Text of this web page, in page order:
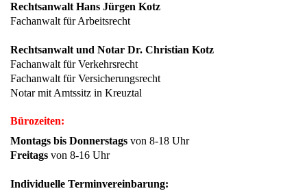
Rechtsanwalt Hans Jürgen Kotz
Fachanwalt für Arbeitsrecht
Rechtsanwalt und Notar Dr. Christian Kotz
Fachanwalt für Verkehrsrecht
Fachanwalt für Versicherungsrecht
Notar mit Amtssitz in Kreuztal
Bürozeiten:
Montags bis Donnerstags von 8-18 Uhr
Freitags von 8-16 Uhr
Individuelle Terminvereinbarung: